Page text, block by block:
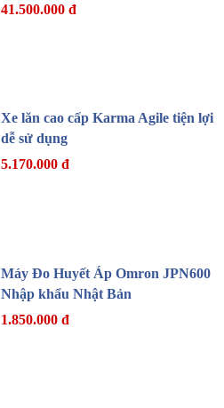
41.500.000 đ
Xe lăn cao cấp Karma Agile tiện lợi
dễ sử dụng
5.170.000 đ
Máy Đo Huyết Áp Omron JPN600
Nhập khẩu Nhật Bản
1.850.000 đ